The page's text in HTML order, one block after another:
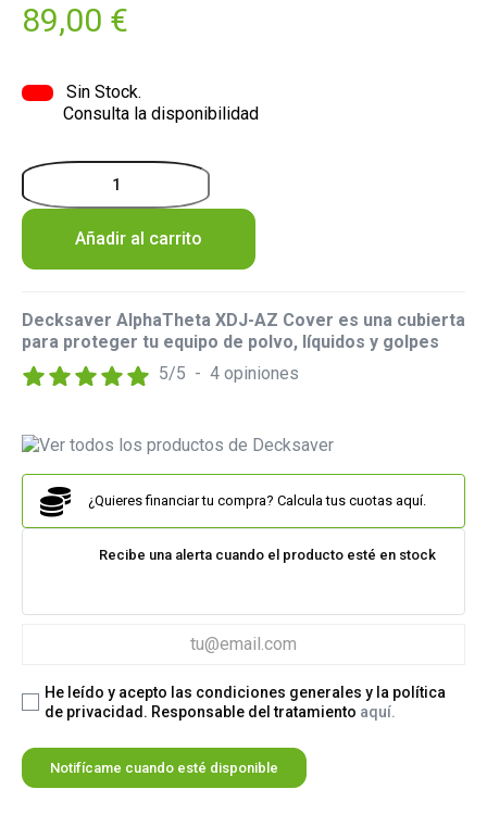
89,00 €
Sin Stock.
Consulta la disponibilidad
Añadir al carrito
Decksaver AlphaTheta XDJ-AZ Cover es una cubierta
para proteger tu equipo de polvo, líquidos y golpes
5/5 - 4 opiniones
¿Quieres financiar tu compra? Calcula tus cuotas aquí.
Recibe una alerta cuando el producto esté en stock
He leído y acepto las condiciones generales y la política
de privacidad. Responsable del tratamiento aquí.
Notifícame cuando esté disponible